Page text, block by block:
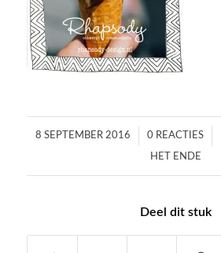
8 SEPTEMBER 2016
/ 0 REACTIES
/
HET ENDE
Deel dit stuk